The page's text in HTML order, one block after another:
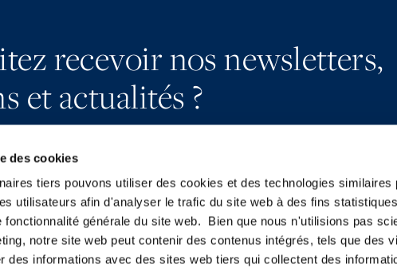
des cookies
tiers pouvons utiliser des cookies et des technologies similaires
utilisateurs afin d'analyser le trafic du site web à des fins
fonctionnalité générale du site web. Bien que nous n'utilisions pas
notre site web peut contenir des contenus intégrés, tels que des
des informations avec des sites web tiers qui collectent des
recevoir nos newsletters,
et actualités ?
S’abonner
Nous contacter
Presse
YouTube
LinkedIn
X